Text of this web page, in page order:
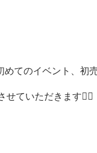
てのイベント、 初
せていただきます🙋‍♀️